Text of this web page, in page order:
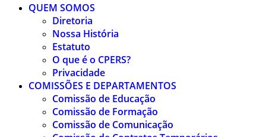
QUEM SOMOS
Diretoria
Nossa História
Estatuto
O que é o CPERS?
Privacidade
COMISSÕES E DEPARTAMENTOS
Comissão de Educação
Comissão de Formação
Comissão de Comunicação